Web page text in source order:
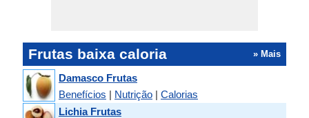
Frutas baixa caloria » Mais
Damasco Frutas
Benefícios | Nutrição | Calorias
Lichia Frutas